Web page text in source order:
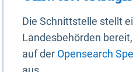
Die Schnittstelle stellt
Landesbehörden
auf der Opensearch